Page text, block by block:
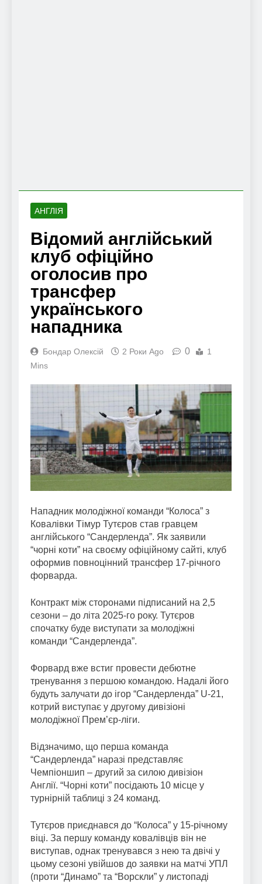
АНГЛІЯ
Відомий англійський
клуб офіційно
оголосив про
трансфер
українського
нападника
Бондар Олексій 2 Роки Ago 0
1
Mins
Нападник молодіжної команди “Колоса” з
Ковалівки Тімур Тутєров став гравцем
англійського “Сандерленда”. Як заявили
“чорні коти” на своєму офіційному сайті, клуб
оформив повноцінний трансфер 17-річного
форварда.
Контракт між сторонами підписаний на 2,5
сезони – до літа 2025-го року. Тутєров
спочатку буде виступати за молодіжні
команди “Сандерленда”.
Форвард вже встиг провести дебютне
тренування з першою командою. Надалі його
будуть залучати до ігор “Сандерленда” U-21,
котрий виступає у другому дивізіоні
молодіжної Прем’єр-ліги.
Відзначимо, що перша команда
“Сандерленда” наразі представляє
Чемпіоншип – другий за силою дивізіон
Англії. “Чорні коти” посідають 10 місце у
турнірній таблиці з 24 команд.
Тутєров приєднався до “Колоса” у 15-річному
віці. За першу команду ковалівців він не
виступав, однак тренувався з нею та двічі у
цьому сезоні увійшов до заявки на матчі УПЛ
(проти “Динамо” та “Ворскли” у листопаді